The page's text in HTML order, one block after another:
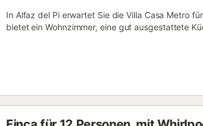
In Alfaz del Pi erwartet Sie die Villa Casa Metro
bietet ein Wohnzimmer, eine gut ausgestattete
Waschmaschine und TV. Hochstuhl und
Außenbereich finden Sie einen Pool, Garten,
und Außendusche. Parkplätze sind auf dem
Haustiere sind auf Anfrage und gegen Aufpreis